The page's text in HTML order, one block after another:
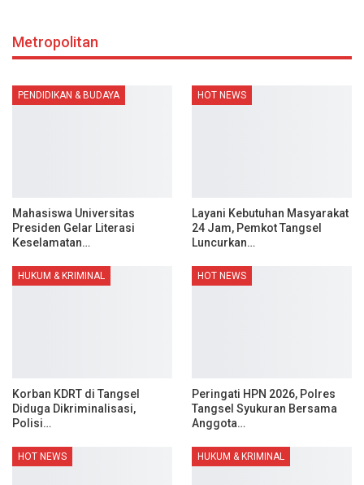
Metropolitan
PENDIDIKAN & BUDAYA
Mahasiswa Universitas
Presiden Gelar Literasi
Keselamatan…
HOT NEWS
Layani Kebutuhan Masyarakat
24 Jam, Pemkot Tangsel
Luncurkan…
HUKUM & KRIMINAL
Korban KDRT di Tangsel
Diduga Dikriminalisasi,
Polisi…
HOT NEWS
Peringati HPN 2026, Polres
Tangsel Syukuran Bersama
Anggota…
HOT NEWS HUKUM & KRIMINAL